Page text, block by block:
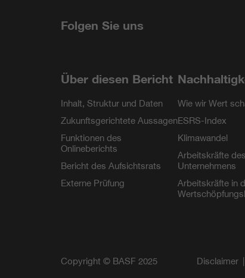
Folgen Sie uns
Über diesen Bericht
Inhalt, Struktur und Daten
Zukunftsgerichtete Aussagen
Funktionen des
Onlineberichts
Bericht des Aufsichtsrats
Externe Prüfung
Wie wir Wert
ESRS-Index
Klimawandel
Arbeitskräfte des
Unternehmens
Arbeitskräfte in
Copyright © BASF 2025 Disclaimer